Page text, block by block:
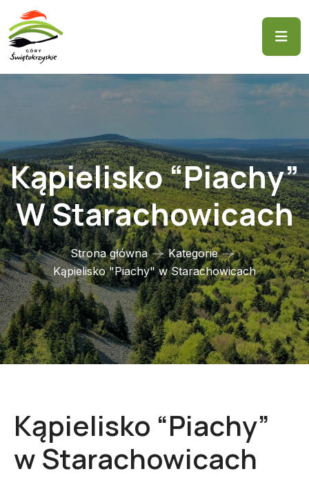
Kąpielisko “Piachy”
W Starachowicach
Strona główna
Kategorie
Kąpielisko "Piachy" w Starachowicach
Kąpielisko “Piachy”
w Starachowicach